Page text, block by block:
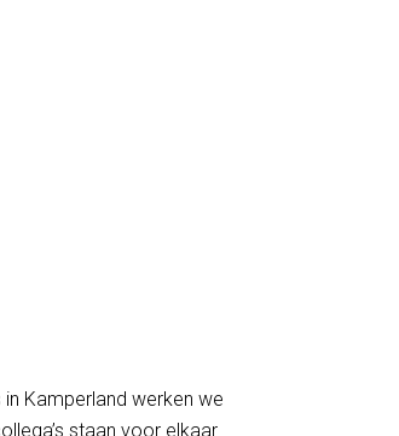
Kamperland werken we
staan voor elkaar